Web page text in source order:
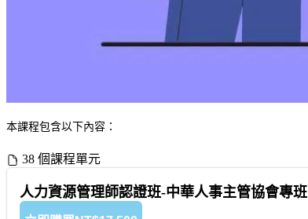
本課程包含以下內容：
38 個課程單元
人力資源管理師認證班-中華人事主管協會專班